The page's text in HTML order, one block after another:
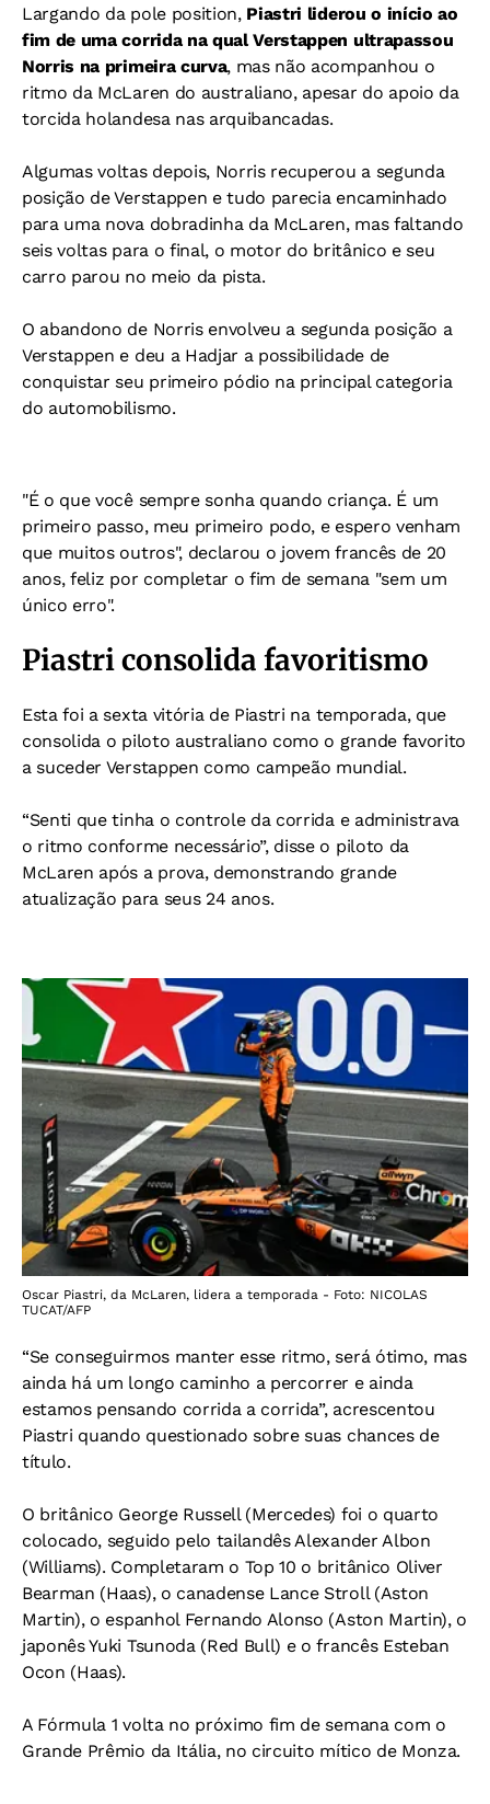
Largando da pole position, Piastri liderou o início ao
fim de uma corrida na qual Verstappen ultrapassou
Norris na primeira curva, mas não acompanhou o
ritmo da McLaren do australiano, apesar do apoio da
torcida holandesa nas arquibancadas.
Algumas voltas depois, Norris recuperou a segunda
posição de Verstappen e tudo parecia encaminhado
para uma nova dobradinha da McLaren, mas faltando
seis voltas para o final, o motor do britânico e seu
carro parou no meio da pista.
O abandono de Norris envolveu a segunda posição a
Verstappen e deu a Hadjar a possibilidade de
conquistar seu primeiro pódio na principal categoria
do automobilismo.
"É o que você sempre sonha quando criança. É um
primeiro passo, meu primeiro podo, e espero venham
que muitos outros", declarou o jovem francês de 20
anos, feliz por completar o fim de semana "sem um
único erro".
Piastri consolida favoritismo
Esta foi a sexta vitória de Piastri na temporada, que
consolida o piloto australiano como o grande favorito
a suceder Verstappen como campeão mundial.
“Senti que tinha o controle da corrida e administrava
o ritmo conforme necessário”, disse o piloto da
McLaren após a prova, demonstrando grande
atualização para seus 24 anos.
Oscar Piastri, da McLaren, lidera a temporada - Foto: NICOLAS
TUCAT/AFP
“Se conseguirmos manter esse ritmo, será ótimo, mas
ainda há um longo caminho a percorrer e ainda
estamos pensando corrida a corrida”, acrescentou
Piastri quando questionado sobre suas chances de
título.
O britânico George Russell (Mercedes) foi o quarto
colocado, seguido pelo tailandês Alexander Albon
(Williams). Completaram o Top 10 o britânico Oliver
Bearman (Haas), o canadense Lance Stroll (Aston
Martin), o espanhol Fernando Alonso (Aston Martin), o
japonês Yuki Tsunoda (Red Bull) e o francês Esteban
Ocon (Haas).
A Fórmula 1 volta no próximo fim de semana com o
Grande Prêmio da Itália, no circuito mítico de Monza.